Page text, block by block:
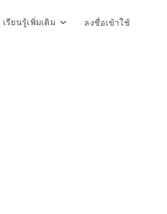
เรียนรู้เพิ่มเติม ลงชื่อเข้าใช้